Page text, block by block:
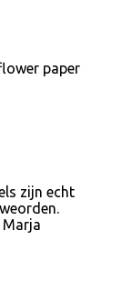
paper
zijn echt